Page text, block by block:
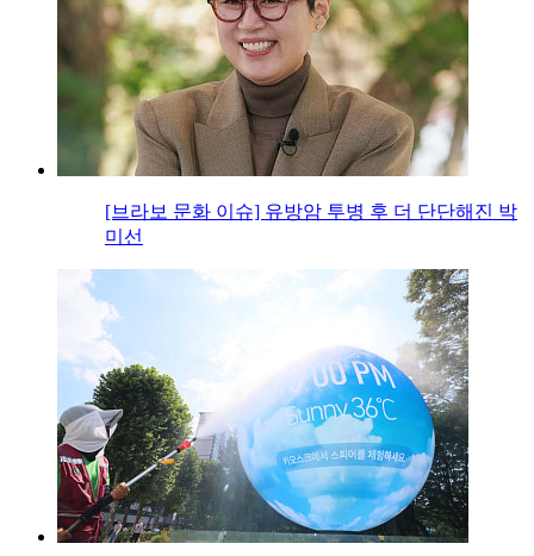
[브라보 문화 이슈] 유방암 투병 후 더 단단해진 박
미선